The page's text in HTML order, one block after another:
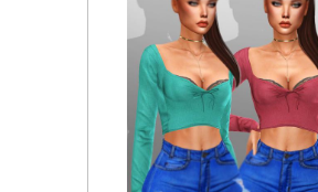
Блузка PIVA v2 от helsoseira